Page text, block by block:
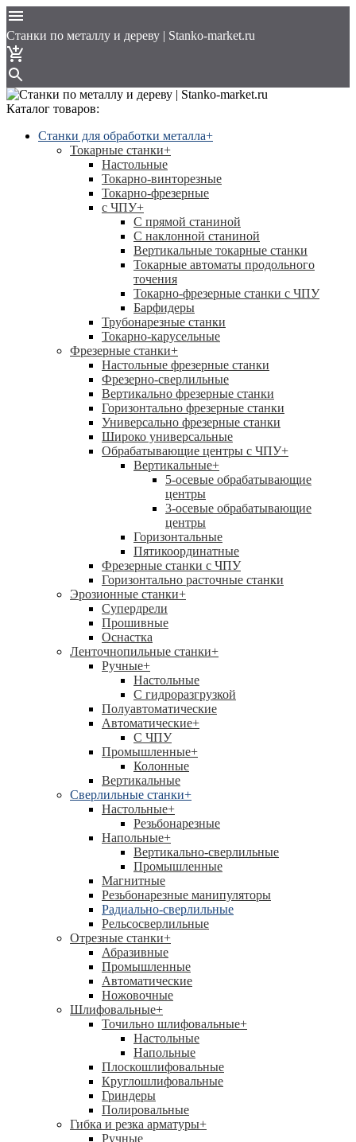
Cтанки по металлу и дереву | Stanko-market.ru
Каталог товаров:
Станки для обработки металла+
Токарные станки+
Настольные
Токарно-винторезные
Токарно-фрезерные
с ЧПУ+
С прямой станиной
C наклонной станиной
Вертикальные токарные станки
Токарные автоматы продольного
точения
Токарно-фрезерные станки с ЧПУ
Барфидеры
Трубонарезные станки
Токарно-карусельные
Фрезерные станки+
Настольные фрезерные станки
Фрезерно-сверлильные
Вертикально фрезерные станки
Горизонтально фрезерные станки
Универсально фрезерные станки
Широко универсальные
Обрабатывающие центры с ЧПУ+
Вертикальные+
5-осевые обрабатывающие
центры
3-осевые обрабатывающие
центры
Горизонтальные
Пятикоординатные
Фрезерные станки с ЧПУ
Горизонтально расточные станки
Эрозионные станки+
Супердрели
Прошивные
Оснастка
Ленточнопильные станки+
Ручные+
Настольные
С гидроразгрузкой
Полуавтоматические
Автоматические+
С ЧПУ
Промышленные+
Колонные
Вертикальные
Сверлильные станки+
Настольные+
Резьбонарезные
Напольные+
Вертикально-сверлильные
Промышленные
Магнитные
Резьбонарезные манипуляторы
Радиально-сверлильные
Рельсосверлильные
Отрезные станки+
Абразивные
Промышленные
Автоматические
Ножовочные
Шлифовальные+
Точильно шлифовальные+
Настольные
Напольные
Плоскошлифовальные
Круглошлифовальные
Гриндеры
Полировальные
Гибка и резка арматуры+
Ручные